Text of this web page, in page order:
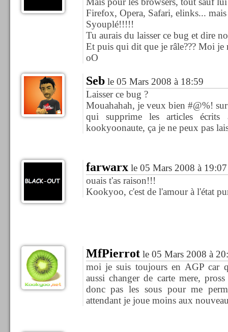
Firefox, Opera, Safari, elinks...
Syouplé!!!!!
Tu aurais du laisser ce bug et dire
Et puis qui dit que je râle??? Moi je
oO
Seble 05 Mars 2008 à 18:59
Laisser ce bug ?
Mouahahah, je veux bien #@%!
qui supprime les articles
kookyoonaute, ça je ne peux pas
farwarxle 05 Mars 2008 à 19:07
ouais t'as raison!!!
Kookyoo, c'est de l'amour à l'état
MfPierrotle 05 Mars 2008 à
moi je suis toujours en AGP car
aussi changer de carte mere,
donc pas les sous pour me
attendant je joue moins aux